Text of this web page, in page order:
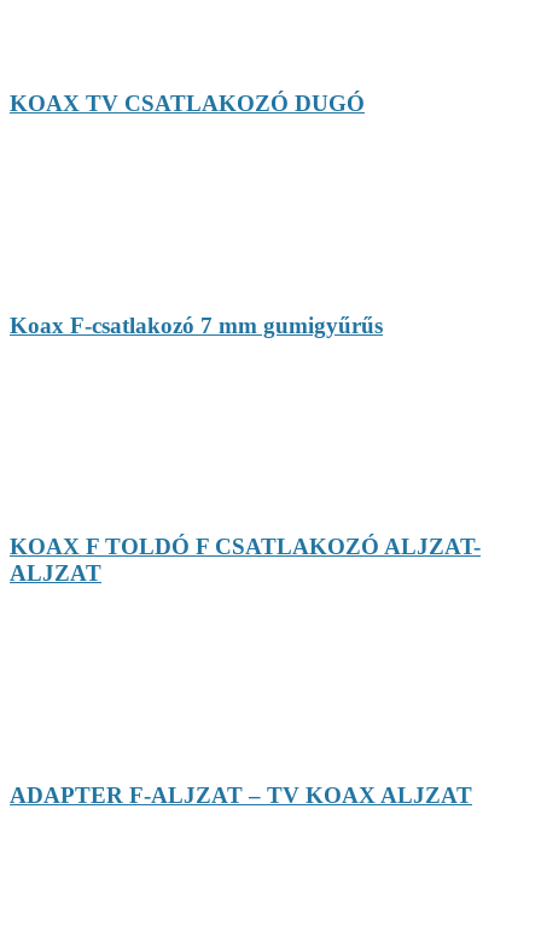
KOAX TV CSATLAKOZÓ DUGÓ
Koax F-csatlakozó 7 mm gumigyűrűs
KOAX F TOLDÓ F CSATLAKOZÓ ALJZAT-
ALJZAT
ADAPTER F-ALJZAT – TV KOAX ALJZAT